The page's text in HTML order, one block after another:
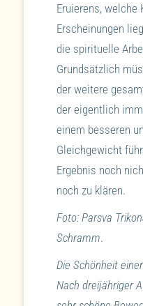
Eruierens, welche
Erscheinungen
die spirituelle
Grundsätzlich
der weitere
der eigentlich
einem besseren
Gleichgewicht
Ergebnis noch
noch zu klären.
Foto: Parsva
Schramm.
Die Schönheit
Nach dreijähriger